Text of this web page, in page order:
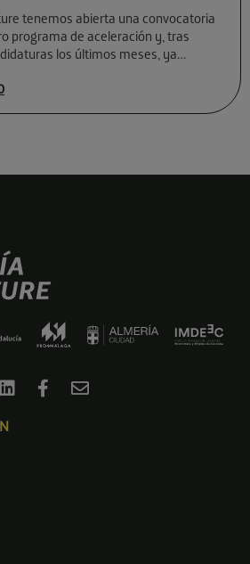
tenemos abierta una convocatoria
programa de aceleración y, tras
los últimos meses, ya